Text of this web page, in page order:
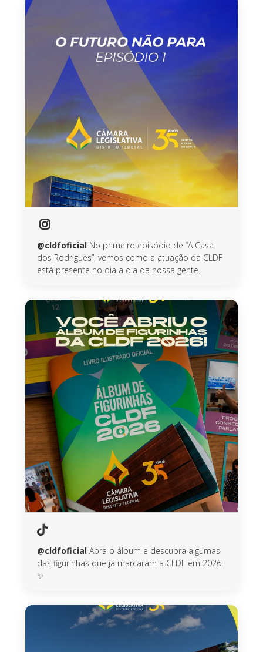
@cldfoficial No primeiro episódio de “A Casa
dos Rodrigues”, vemos como a atuação da CLDF
está presente no dia a dia da nossa gente.
@cldfoficial Abra o álbum e descubra algumas
das figurinhas que já marcaram a CLDF em 2026.
✨